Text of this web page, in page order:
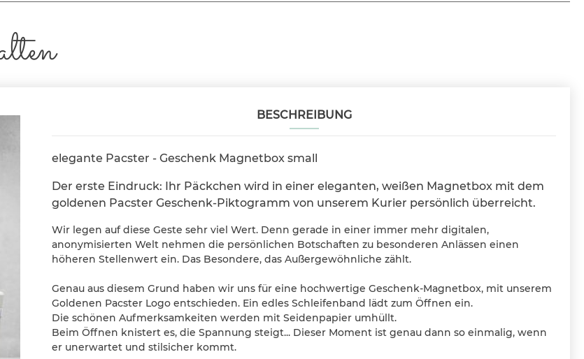
BESCHREIBUNG
elegante Pacster - Geschenk Magnetbox small
Der erste Eindruck: Ihr Päckchen wird in einer eleganten, weißen Magnetbox mit dem
goldenen Pacster Geschenk-Piktogramm von unserem Kurier persönlich überreicht.
Wir legen auf diese Geste sehr viel Wert. Denn gerade in einer immer mehr digitalen,
anonymisierten Welt nehmen die persönlichen Botschaften zu besonderen Anlässen einen
höheren Stellenwert ein. Das Besondere, das Außergewöhnliche zählt.
Genau aus diesem Grund haben wir uns für eine hochwertige Geschenk-Magnetbox, mit unserem
Goldenen Pacster Logo entschieden. Ein edles Schleifenband lädt zum Öffnen ein.
Die schönen Aufmerksamkeiten werden mit Seidenpapier umhüllt.
Beim Öffnen knistert es, die Spannung steigt... Dieser Moment ist genau dann so einmalig, wenn
er unerwartet und stilsicher kommt.